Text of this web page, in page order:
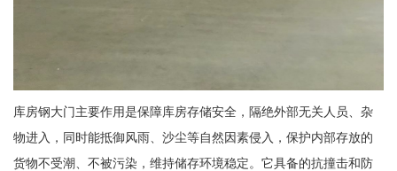
库房钢大门主要作用是保障库房存储安全，隔绝外部无关人员、杂
物进入，同时能抵御风雨、沙尘等自然因素侵入，保护内部存放的
货物不受潮、不被污染，维持储存环境稳定。它具备的抗撞击和防